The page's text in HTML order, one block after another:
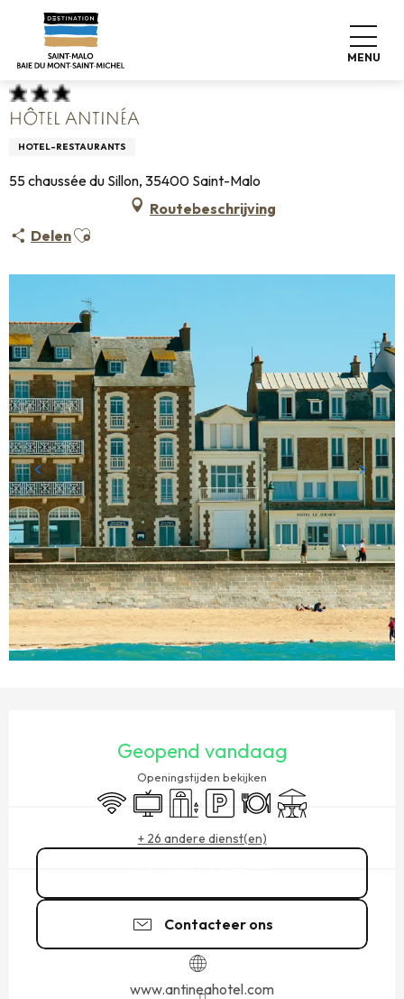
contenu
MENU
Home Koffers pakken
Hôtel Antinéa
HÔTEL ANTINÉA
HOTEL-RESTAURANTS
55 chaussée du Sillon, 35400 Saint-Malo
Routebeschrijving
DelenAjouter aux favoris
Geopend vandaag
Openingstijden bekijken
Wifi Televisie
Lift Parkeerplaats
Restaurant
Terras
+ 26 andere dienst(en)
Contacteer ons
www.antineahotel.com